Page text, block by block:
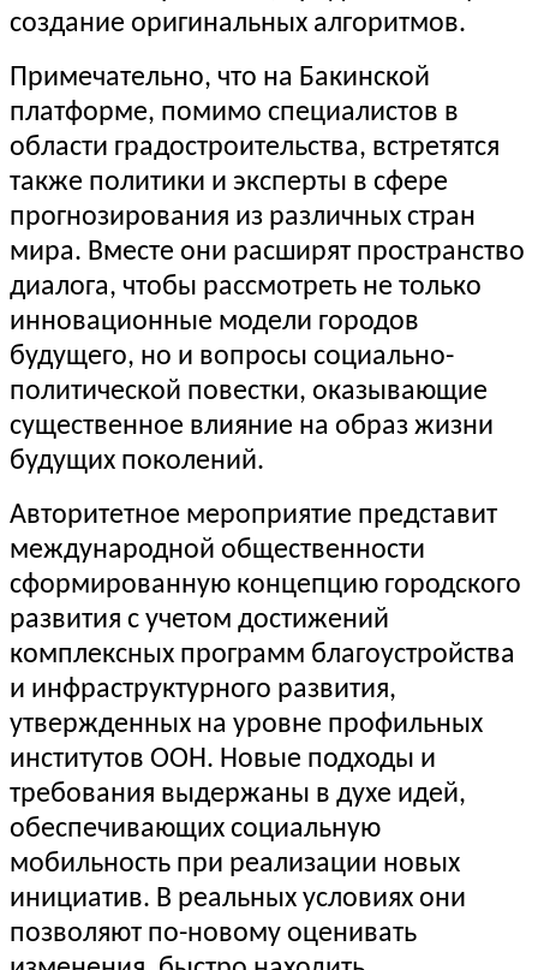
создание оригинальных алгоритмов.
Примечательно, что на Бакинской
платформе, помимо специалистов в
области градостроительства, встретятся
также политики и эксперты в сфере
прогнозирования из различных стран
мира. Вместе они расширят пространство
диалога, чтобы рассмотреть не только
инновационные модели городов
будущего, но и вопросы социально-
политической повестки, оказывающие
существенное влияние на образ жизни
будущих поколений.
Авторитетное мероприятие представит
международной общественности
сформированную концепцию городского
развития с учетом достижений
комплексных программ благоустройства
и инфраструктурного развития,
утвержденных на уровне профильных
институтов ООН. Новые подходы и
требования выдержаны в духе идей,
обеспечивающих социальную
мобильность при реализации новых
инициатив. В реальных условиях они
позволяют по-новому оценивать